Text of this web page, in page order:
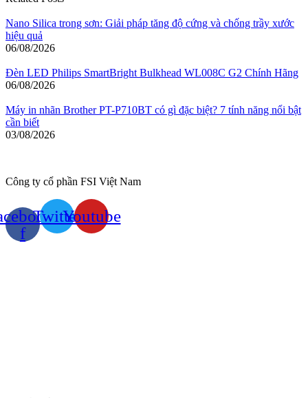
Nano Silica trong sơn: Giải pháp tăng độ cứng và chống trầy xước
hiệu quả
06/08/2026
Đèn LED Philips SmartBright Bulkhead WL008C G2 Chính Hãng
06/08/2026
Máy in nhãn Brother PT-P710BT có gì đặc biệt? 7 tính năng nổi bật
cần biết
03/08/2026
Công ty cổ phần FSI Việt Nam
f
TwitterYoutube